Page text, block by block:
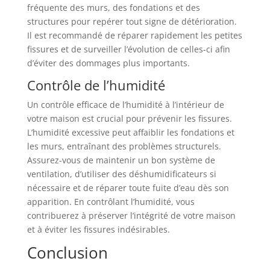
fréquente des murs, des fondations et des
structures pour repérer tout signe de détérioration.
Il est recommandé de réparer rapidement les petites
fissures et de surveiller l’évolution de celles-ci afin
d’éviter des dommages plus importants.
Contrôle de l’humidité
Un contrôle efficace de l’humidité à l’intérieur de
votre maison est crucial pour prévenir les fissures.
L’humidité excessive peut affaiblir les fondations et
les murs, entraînant des problèmes structurels.
Assurez-vous de maintenir un bon système de
ventilation, d’utiliser des déshumidificateurs si
nécessaire et de réparer toute fuite d’eau dès son
apparition. En contrôlant l’humidité, vous
contribuerez à préserver l’intégrité de votre maison
et à éviter les fissures indésirables.
Conclusion